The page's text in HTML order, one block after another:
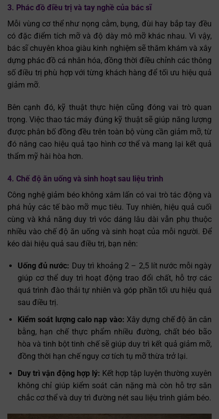
3. Phác đồ điều trị và tay nghề của bác sĩ
Mỗi vùng cơ thể như nọng cằm, bụng, đùi hay bắp tay đều
có đặc điểm tích mỡ và độ dày mô mỡ khác nhau. Vì vậy,
bác sĩ chuyên khoa giàu kinh nghiệm sẽ thăm khám và xây
dựng phác đồ cá nhân hóa, đồng thời điều chỉnh các thông
số điều trị phù hợp với từng khách hàng để tối ưu hiệu quả
giảm mỡ.
Bên cạnh đó, kỹ thuật thực hiện cũng đóng vai trò quan
trọng. Việc thao tác máy đúng kỹ thuật sẽ giúp năng lượng
được phân bố đồng đều trên toàn bộ vùng cần giảm mỡ, từ
đó nâng cao hiệu quả tạo hình cơ thể và mang lại kết quả
thẩm mỹ hài hòa hơn.
4. Chế độ ăn uống và sinh hoạt sau liệu trình
Công nghệ giảm béo không xâm lấn có vai trò tác động và
phá hủy các tế bào mỡ mục tiêu. Tuy nhiên, hiệu quả cuối
cùng và khả năng duy trì vóc dáng lâu dài vẫn phụ thuộc
nhiều vào chế độ ăn uống và sinh hoạt của mỗi người. Để
kéo dài hiệu quả sau điều trị, bạn nên:
Uống đủ nước: Duy trì khoảng 2 – 2,5 lít nước mỗi ngày
giúp cơ thể duy trì hoạt động trao đổi chất, hỗ trợ các
quá trình đào thải tự nhiên và góp phần tối ưu hiệu quả
sau điều trị.
Kiểm soát lượng calo nạp vào: Xây dựng chế độ ăn cân
bằng, hạn chế thực phẩm nhiều đường, chất béo bão
hòa và tinh bột tinh chế sẽ giúp duy trì kết quả giảm mỡ,
đồng thời hạn chế nguy cơ tích tụ mỡ thừa trở lại.
Duy trì vận động hợp lý: Kết hợp tập luyện thường xuyên
không chỉ giúp kiểm soát cân nặng mà còn hỗ trợ săn
chắc cơ thể và duy trì đường nét sau liệu trình giảm béo.